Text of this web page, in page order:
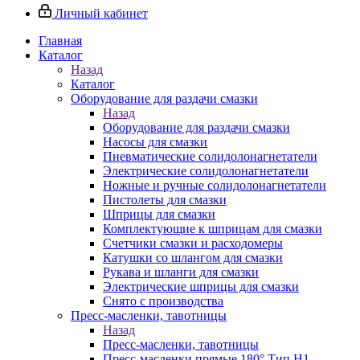
Личный кабинет
Главная
Каталог
Назад
Каталог
Оборудование для раздачи смазки
Назад
Оборудование для раздачи смазки
Насосы для смазки
Пневматические солидолонагнетатели
Электрические солидолонагнетатели
Ножные и ручные солидолонагнетатели
Пистолеты для смазки
Шприцы для смазки
Комплектующие к шприцам для смазки
Счетчики смазки и расходомеры
Катушки со шлангом для смазки
Рукава и шланги для смазки
Электрические шприцы для смазки
Снято с производства
Пресс-масленки, тавотницы
Назад
Пресс-масленки, тавотницы